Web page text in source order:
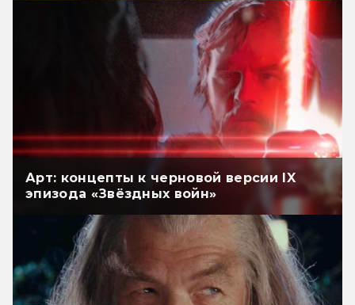
Арт: концепты к черновой версии IX
эпизода «Звёздных войн»